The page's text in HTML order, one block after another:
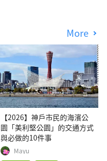
More
【2026】神戶市民的海濱公
園「美利堅公園」的交通方式
與必做的10件事
Mayu